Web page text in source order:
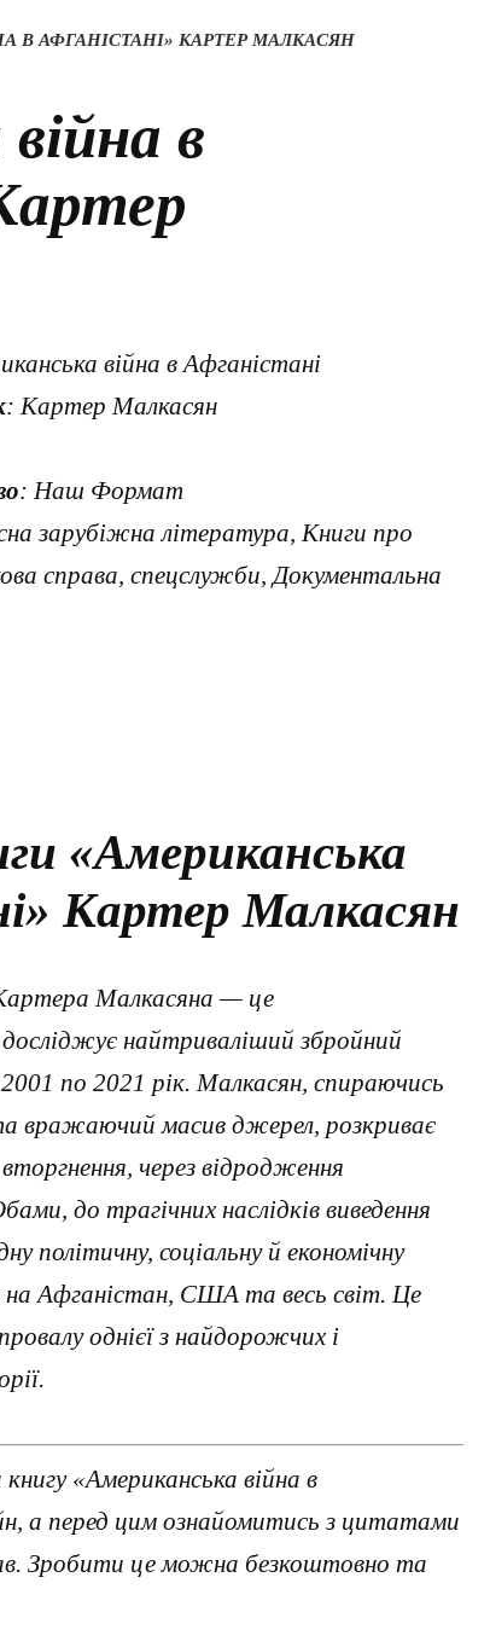
В АФГАНІСТАНІ» КАРТЕР МАЛКАСЯН
в
війна в Афганістані
: Картер Малкасян
: Наш Формат
зарубіжна література, Книги про
справа, спецслужби, Документальна
«Американська
Картер Малкасян
Малкасяна — це
найтриваліший збройний
по 2021 рік. Малкасян, спираючись
та вражаючий масив джерел, розкриває
через відродження
до трагічних наслідків виведення
політичну, соціальну й економічну
на Афганістан, США та весь світ. Це
однієї з найдорожчих і
«Американська війна в
а перед цим ознайомитись з цитатами
Зробити це можна безкоштовно та